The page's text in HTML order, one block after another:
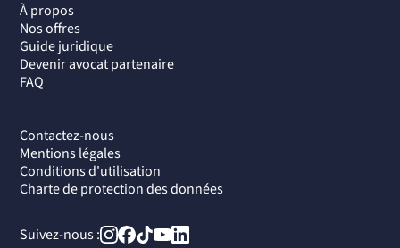
À propos
Nos offres
Guide juridique
Devenir avocat partenaire
FAQ
Contactez-nous
Mentions légales
Conditions d'utilisation
Charte de protection des données
Suivez-nous :